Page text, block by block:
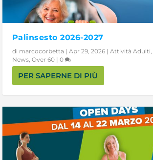
Palinsesto 2026-2027
di marcocorbetta | Apr 29, 2026| Attività Adulti,
News, Over 60| 0
PER SAPERNE DI PIÙ